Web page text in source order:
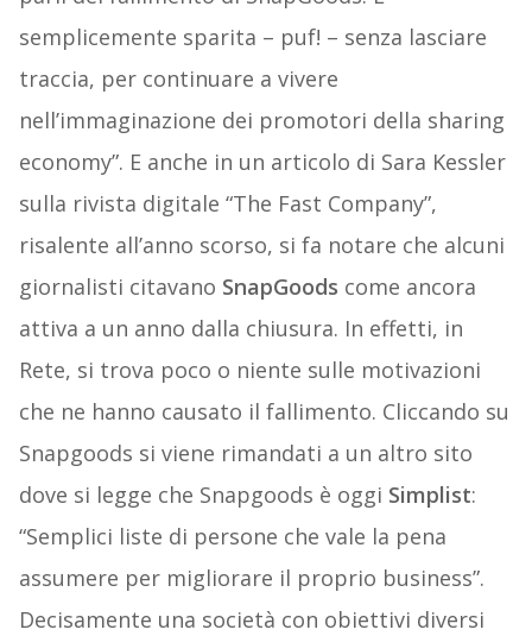
semplicemente sparita – puf! – senza lasciare
traccia, per continuare a vivere
nell’immaginazione dei promotori della sharing
economy”. E anche in un articolo di Sara Kessler
sulla rivista digitale “The Fast Company”,
risalente all’anno scorso, si fa notare che alcuni
giornalisti citavano SnapGoods come ancora
attiva a un anno dalla chiusura. In effetti, in
Rete, si trova poco o niente sulle motivazioni
che ne hanno causato il fallimento. Cliccando su
Snapgoods si viene rimandati a un altro sito
dove si legge che Snapgoods è oggi Simplist:
“Semplici liste di persone che vale la pena
assumere per migliorare il proprio business”.
Decisamente una società con obiettivi diversi